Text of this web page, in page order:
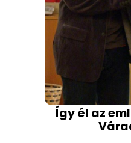
Így él az